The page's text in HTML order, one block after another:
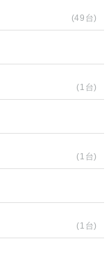
(49台)
(1台)
(1台)
(1台)